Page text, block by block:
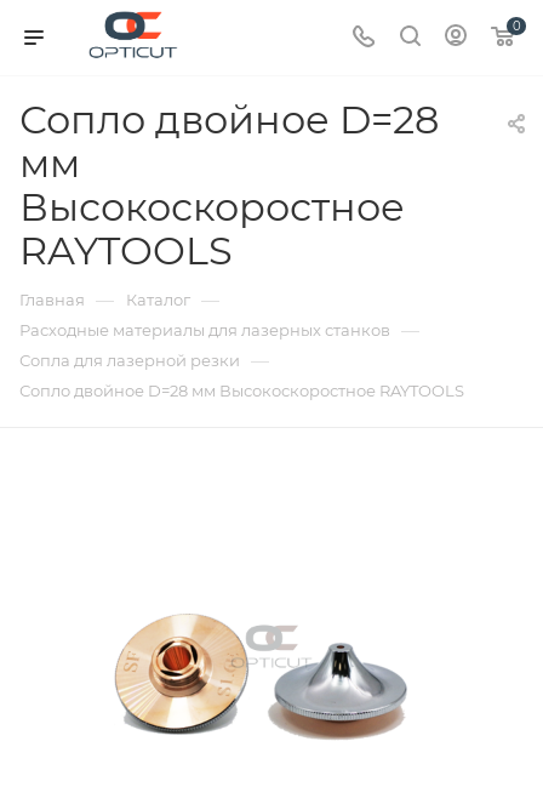
0
Сопло двойное D=28
мм
Высокоскоростное
RAYTOOLS
Главная — Каталог —
Расходные материалы для лазерных станков —
Сопла для лазерной резки —
Сопло двойное D=28 мм Высокоскоростное RAYTOOLS